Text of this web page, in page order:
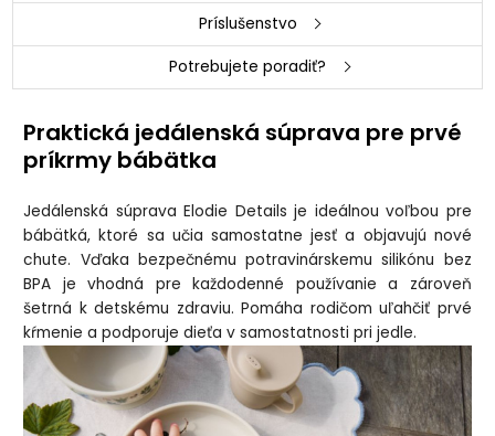
Príslušenstvo
Potrebujete poradiť?
Praktická jedálenská súprava pre prvé
príkrmy bábätka
Jedálenská súprava Elodie Details je ideálnou voľbou pre
bábätká, ktoré sa učia samostatne jesť a objavujú nové
chute. Vďaka bezpečnému potravinárskemu silikónu bez
BPA je vhodná pre každodenné používanie a zároveň
šetrná k detskému zdraviu. Pomáha rodičom uľahčiť prvé
kŕmenie a podporuje dieťa v samostatnosti pri jedle.